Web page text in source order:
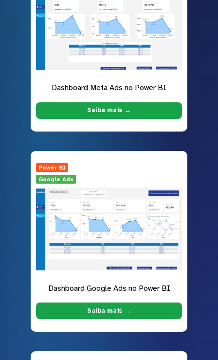
Dashboard Meta Ads no Power BI
Saiba mais →
Power BI
Google Ads
Dashboard Google Ads no Power BI
Saiba mais →